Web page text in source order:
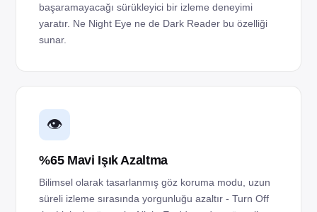
başaramayacağı sürükleyici bir izleme deneyimi
yaratır. Ne Night Eye ne de Dark Reader bu özelliği
sunar.
👁️
%65 Mavi Işık Azaltma
Bilimsel olarak tasarlanmış göz koruma modu, uzun
süreli izleme sırasında yorgunluğu azaltır - Turn Off